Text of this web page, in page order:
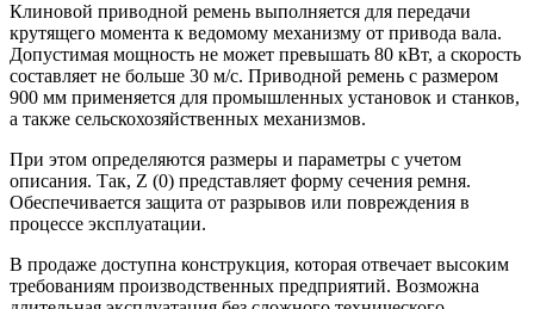
Клиновой приводной ремень выполняется для передачи
крутящего момента к ведомому механизму от привода вала.
Допустимая мощность не может превышать 80 кВт, а скорость
составляет не больше 30 м/с. Приводной ремень с размером
900 мм применяется для промышленных установок и станков,
а также сельскохозяйственных механизмов.
При этом определяются размеры и параметры с учетом
описания. Так, Z (0) представляет форму сечения ремня.
Обеспечивается защита от разрывов или повреждения в
процессе эксплуатации.
В продаже доступна конструкция, которая отвечает высоким
требованиям производственных предприятий. Возможна